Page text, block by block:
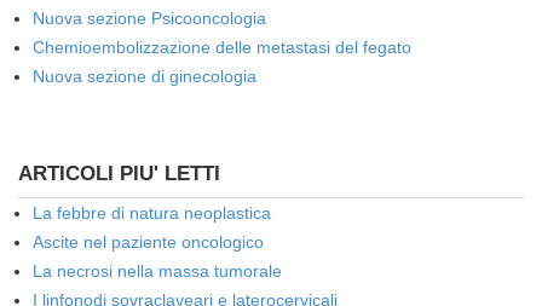
Nuova sezione Psicooncologia
Chemioembolizzazione delle metastasi del fegato
Nuova sezione di ginecologia
ARTICOLI PIU' LETTI
La febbre di natura neoplastica
Ascite nel paziente oncologico
La necrosi nella massa tumorale
I linfonodi sovraclaveari e laterocervicali